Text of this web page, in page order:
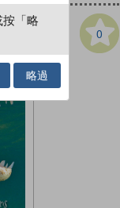
0
「略
略過